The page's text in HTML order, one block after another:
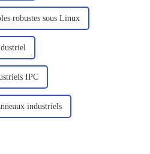
robustes sous Linux
IPC
industriels